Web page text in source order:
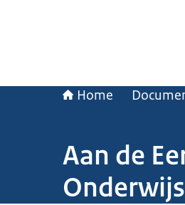
Home
Aan de